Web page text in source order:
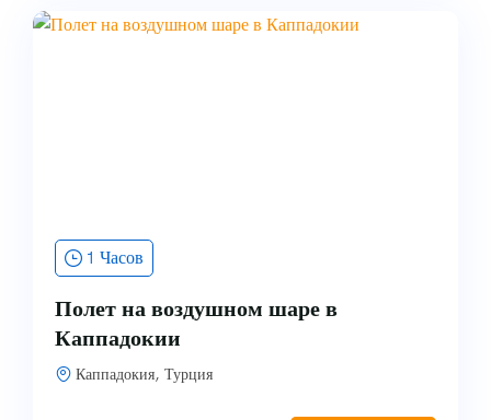
1 Часов
Полет на воздушном шаре в
Каппадокии
Каппадокия, Турция